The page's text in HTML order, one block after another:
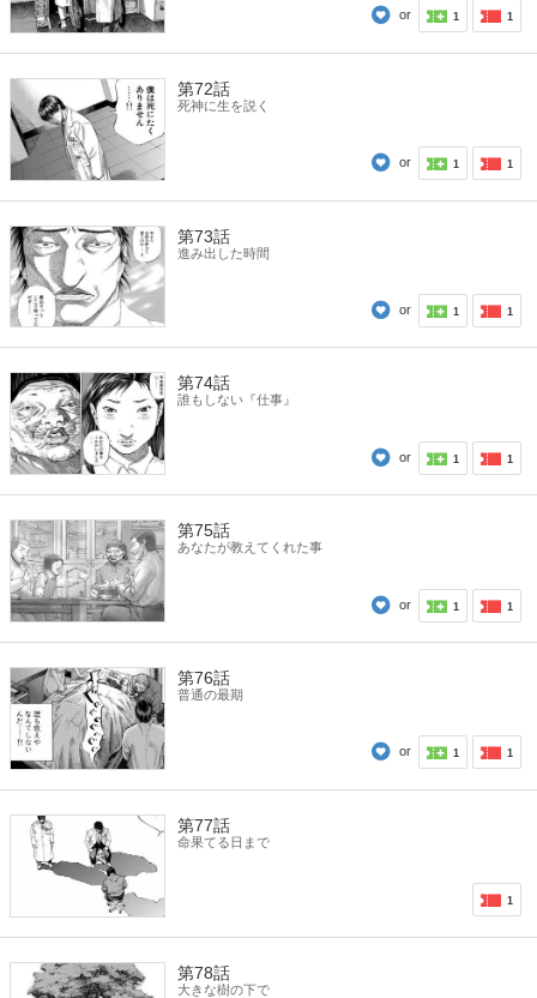
or 1 1
第72話
死神に生を説く
or 1 1
第73話
進み出した時間
or 1 1
第74話
誰もしない『仕事』
or 1 1
第75話
あなたが教えてくれた事
or 1 1
第76話
普通の最期
or 1 1
第77話
命果てる日まで
1
第78話
大きな樹の下で